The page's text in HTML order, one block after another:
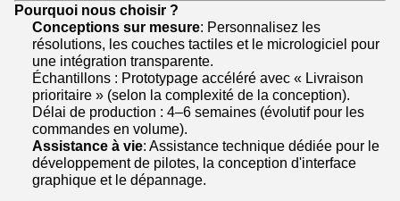
Pourquoi nous choisir ?
Conceptions sur mesure: Personnalisez les
résolutions, les couches tactiles et le micrologiciel pour
une intégration transparente.
Échantillons : Prototypage accéléré avec « Livraison
prioritaire » (selon la complexité de la conception).
Délai de production : 4–6 semaines (évolutif pour les
commandes en volume).
Assistance à vie: Assistance technique dédiée pour le
développement de pilotes, la conception d'interface
graphique et le dépannage.